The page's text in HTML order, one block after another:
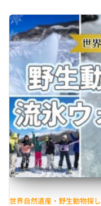
世界自然遺産・野生動物探し